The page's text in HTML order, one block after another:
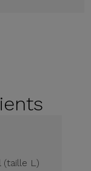
(taille L)